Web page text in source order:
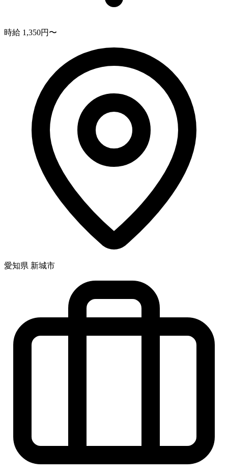
時給 1,350円〜
愛知県 新城市